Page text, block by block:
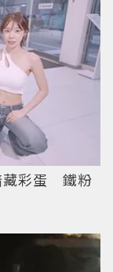
藏彩蛋 鐵粉